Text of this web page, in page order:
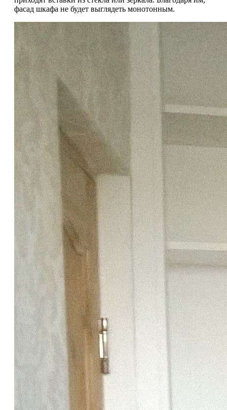
фасад шкафа не будет выглядеть монотонным.